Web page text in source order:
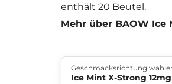
enthält 20 Beutel.
Mehr über BAOW Ice
Geschmacksrichtung
Ice Mint X-Strong 12mg